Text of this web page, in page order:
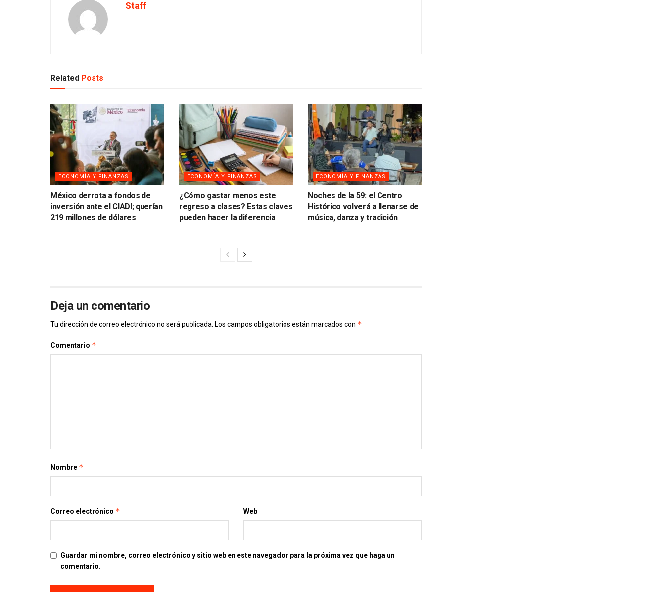
Staff
Related Posts
ECONOMÍA Y FINANZAS
México derrota a fondos de
inversión ante el CIADI; querían
219 millones de dólares
ECONOMÍA Y FINANZAS
¿Cómo gastar menos este
regreso a clases? Estas claves
pueden hacer la diferencia
ECONOMÍA Y FINANZAS
Noches de la 59: el Centro
Histórico volverá a llenarse de
música, danza y tradición
Deja un comentario
Tu dirección de correo electrónico no será publicada. Los campos obligatorios están marcados con *
Comentario *
Nombre *
Correo electrónico * Web
Guardar mi nombre, correo electrónico y sitio web en este navegador para la próxima vez que haga un
comentario.